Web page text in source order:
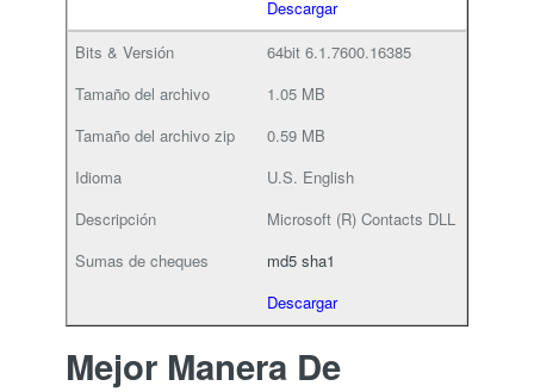
Descargar
64bit 6.1.7600.16385
1.05 MB
0.59 MB
U.S. English
Microsoft (R) Contacts DLL
md5 sha1
Descargar
Mejor Manera De